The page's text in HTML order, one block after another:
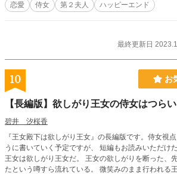
恋愛 侍女 第２夫人 ハッピーエンド
最終更新日
10 お
【長編版】欲しがり王女の侍女はつらい
碧井 汐桜香
『王女殿下は欲しがり王女』の長編版です。侍女視
うに書いていく予定ですが、 短編もお読みいただけたら嬉
王女は欲しがり王女だ。 王女の欲しがりを断った、
たという噂すら流れている。 微笑みのまま行われる